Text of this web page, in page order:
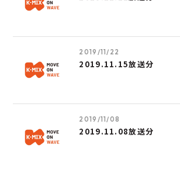
2019/11/22
2019.11.15放送分
2019/11/08
2019.11.08放送分